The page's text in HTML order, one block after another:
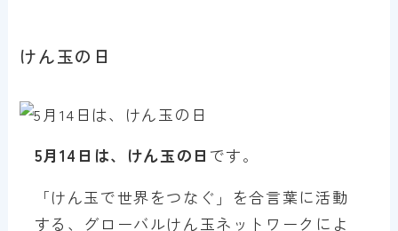
けん玉の日
5月14日は、けん玉の日 です。
「けん玉で世界をつなぐ」を合言葉に活動
する、グローバルけん玉ネットワークによ